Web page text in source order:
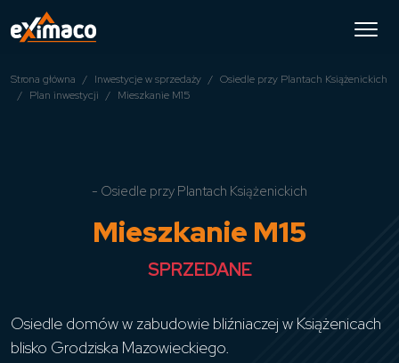
Strona główna Inwestycje w sprzedaży
Osiedle przy Plantach Książenickich
Plan inwestycji
Mieszkanie M15
- Osiedle przy Plantach Książenickich
Mieszkanie M15
SPRZEDANE
Osiedle domów w zabudowie bliźniaczej w Książenicach
blisko Grodziska Mazowieckiego.